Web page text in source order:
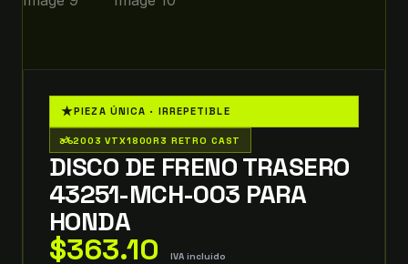
★PIEZA ÚNICA · IRREPETIBLE
two_wheeler2003 VTX1800R3 RETRO CAST
DISCO DE FRENO TRASERO
43251-MCH-003 PARA
HONDA
$363.10 IVA incluido